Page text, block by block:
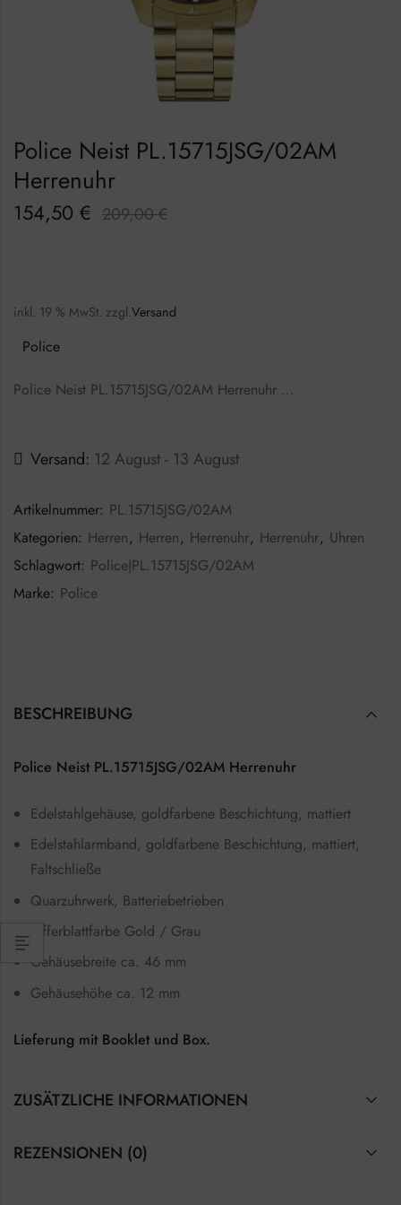
Police Neist PL.15715JSG/02AM
Herrenuhr
154,50 € 209,00€
inkl. 19 % MwSt. zzgl.Versand
Police
Police Neist PL.15715JSG/02AM Herrenuhr …
Versand: 12 August - 13 August
Artikelnummer: PL.15715JSG/02AM
Kategorien: Herren, Herren, Herrenuhr, Herrenuhr, Uhren
Schlagwort: Police|PL.15715JSG/02AM
Marke: Police
BESCHREIBUNG
Police Neist PL.15715JSG/02AM Herrenuhr
Edelstahlgehäuse, goldfarbene Beschichtung, mattiert
Edelstahlarmband, goldfarbene Beschichtung, mattiert,
Faltschließe
Quarzuhrwerk, Batteriebetrieben
Zifferblattfarbe Gold / Grau
Gehäusebreite ca. 46 mm
Gehäusehöhe ca. 12 mm
Lieferung mit Booklet und Box.
ZUSÄTZLICHE INFORMATIONEN
REZENSIONEN (0)